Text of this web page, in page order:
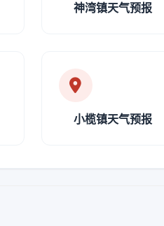
神湾镇天气预报
小榄镇天气预报